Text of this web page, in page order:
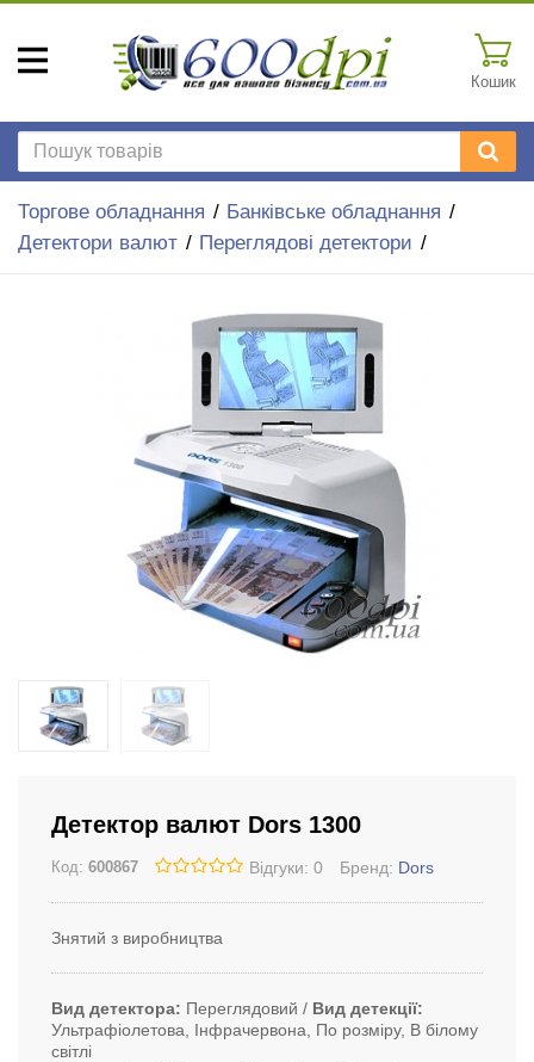
Кошик
Торгове обладнання
Банківське обладнання
Детектори валют
Переглядові детектори
Детектор валют Dors 1300
Код: 600867 Відгуки: 0 Бренд: Dors
Знятий з виробництва
Вид детектора Переглядовий
Вид детекції
Ультрафіолетова, Інфрачервона, По розміру, В білому
світлі